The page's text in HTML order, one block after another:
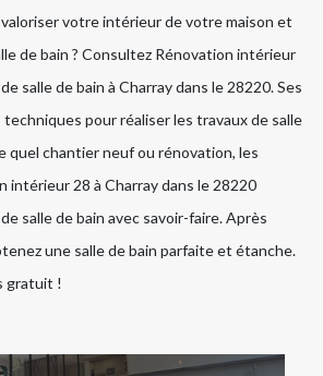
votre intérieur de votre maison et
de bain ? Consultez Rénovation intérieur
salle de bain à Charray dans le 28220. Ses
pour réaliser les travaux de salle
quel chantier neuf ou rénovation, les
intérieur 28 à Charray dans le 28220
salle de bain avec savoir-faire. Après
une salle de bain parfaite et étanche.
gratuit !